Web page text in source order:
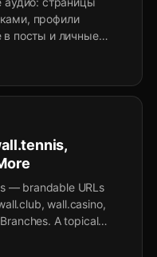
профили
в посты и личные
с заработком
— brandable URLs
wall.casino,
A topical